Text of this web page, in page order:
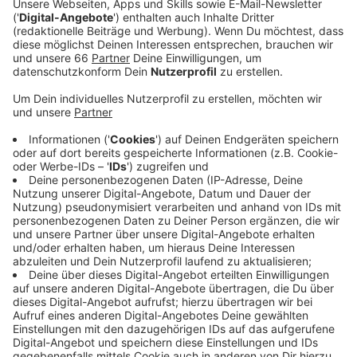
Veröffentlicht:Donnerstag, 25.01.2024 14:35
Anzeige
Laura Potting
Von Null auf Potting: "Roboter sind unheimlich"